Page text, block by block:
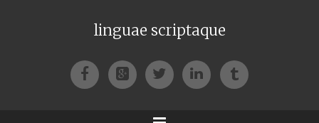
linguae scriptaque
FacebookGoogle+TwitterLinkedIn
Tumblr